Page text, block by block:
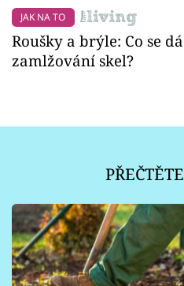
JAK NA TO
Roušky a brýle: Co se
zamlžování skel?